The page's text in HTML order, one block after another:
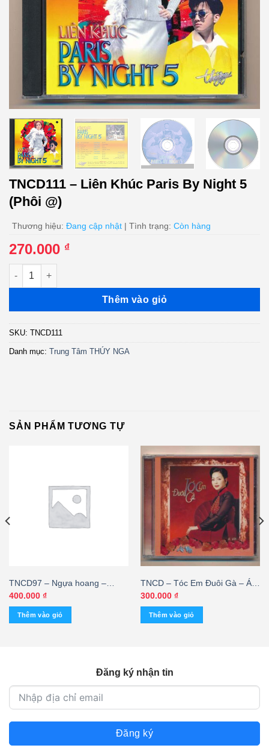
TNCD111 – Liên Khúc Paris By Night 5
(Phôi @)
Thương hiệu: Đang cập nhật | Tình trạng: Còn hàng
270.000 ₫
TNCD111 - Liên Khúc Paris By Night 5 (Phôi @) số lượng
Thêm vào giỏ
SKU: TNCD111
Danh mục: Trung Tâm THÚY NGA
SẢN PHẨM TƯƠNG TỰ
TNCD97 – Ngựa hoang –
Nguyễn Hưng @ – cái
400.000 ₫
Thêm vào giỏ
TNCD – Tóc Em Đuôi Gà – Ái
Vân (KGTH9)
300.000 ₫
Thêm vào giỏ
Đăng ký nhận tin
Đăng ký